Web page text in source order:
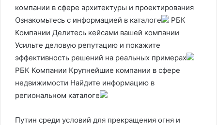
компании в сфере архитектуры и проектирования
Ознакомьтесь с информацией в каталоге
РБК
Компании Делитесь кейсами вашей компании
Усильте деловую репутацию и покажите
эффективность решений на реальных примерах
РБК Компании Крупнейшие компании в сфере
недвижимости Найдите информацию в
региональном каталоге
Путин среди условий для прекращения огня и